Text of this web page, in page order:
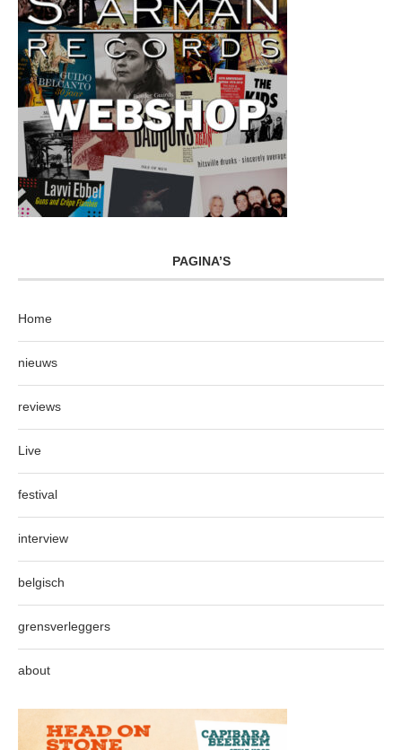
PAGINA’S
Home
nieuws
reviews
Live
festival
interview
belgisch
grensverleggers
about